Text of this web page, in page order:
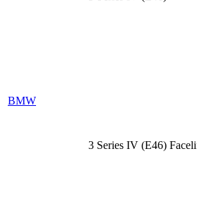
BMW
3 Series IV (E46)